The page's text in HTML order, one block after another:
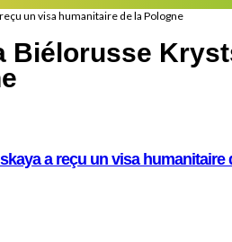
un visa humanitaire de la Pologne
Biélorusse
a reçu un visa humanitaire